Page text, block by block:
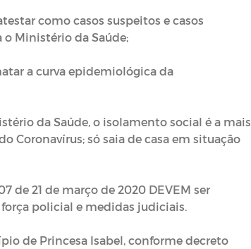
como casos suspeitos e casos
Ministério da Saúde;
a curva epidemiológica da
da Saúde, o isolamento social é a mais
Coronavírus; só saia de casa em situação
de 21 de março de 2020 DEVEM ser
policial e medidas judiciais.
de Princesa Isabel, conforme decreto